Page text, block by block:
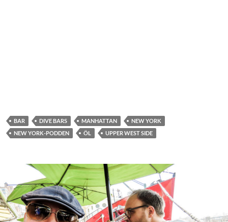
BAR DIVE BARS MANHATTAN
NEW YORK
NEW YORK-PODDEN
ÖL UPPER WEST SIDE